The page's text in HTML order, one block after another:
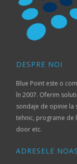
DESPRE NOI
Blue Point este o
în 2007. Oferim
sondaje de opinie la
tehnic, programe de
door etc.
ADRESELE